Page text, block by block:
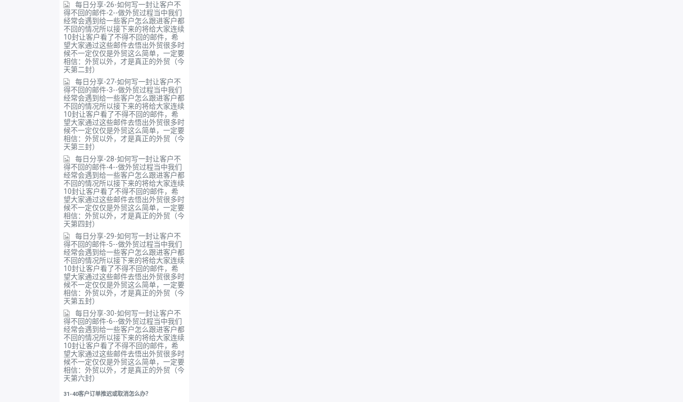
每日分享-26-如何写一封让客户不
得不回的邮件-2--做外贸过程当中我们
经常会遇到给一些客户怎么跟进客户都
不回的情况所以接下来的将给大家连续
10封让客户看了不得不回的邮件，希
望大家通过这些邮件去悟出外贸很多时
候不一定仅仅是外贸这么简单，一定要
相信：外贸以外，才是真正的外贸（今
天第二封）
每日分享-27-如何写一封让客户不
得不回的邮件-3--做外贸过程当中我们
经常会遇到给一些客户怎么跟进客户都
不回的情况所以接下来的将给大家连续
10封让客户看了不得不回的邮件，希
望大家通过这些邮件去悟出外贸很多时
候不一定仅仅是外贸这么简单，一定要
相信：外贸以外，才是真正的外贸（今
天第三封）
每日分享-28-如何写一封让客户不
得不回的邮件-4--做外贸过程当中我们
经常会遇到给一些客户怎么跟进客户都
不回的情况所以接下来的将给大家连续
10封让客户看了不得不回的邮件，希
望大家通过这些邮件去悟出外贸很多时
候不一定仅仅是外贸这么简单，一定要
相信：外贸以外，才是真正的外贸（今
天第四封）
每日分享-29-如何写一封让客户不
得不回的邮件-5--做外贸过程当中我们
经常会遇到给一些客户怎么跟进客户都
不回的情况所以接下来的将给大家连续
10封让客户看了不得不回的邮件，希
望大家通过这些邮件去悟出外贸很多时
候不一定仅仅是外贸这么简单，一定要
相信：外贸以外，才是真正的外贸（今
天第五封）
每日分享-30-如何写一封让客户不
得不回的邮件-6--做外贸过程当中我们
经常会遇到给一些客户怎么跟进客户都
不回的情况所以接下来的将给大家连续
10封让客户看了不得不回的邮件，希
望大家通过这些邮件去悟出外贸很多时
候不一定仅仅是外贸这么简单，一定要
相信：外贸以外，才是真正的外贸（今
天第六封）
31-40客户订单推迟或取消怎么办？